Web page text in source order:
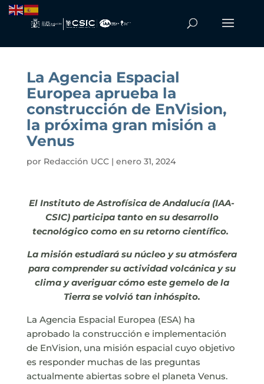
La Agencia Espacial
Europea aprueba la
construcción de EnVision,
la próxima gran misión a
Venus
por Redacción UCC| enero 31, 2024
El Instituto de Astrofísica de Andalucía (IAA-
CSIC) participa tanto en su desarrollo
tecnológico como en su retorno científico.
La misión estudiará su núcleo y su atmósfera
para comprender su actividad volcánica y su
clima y averiguar cómo este gemelo de la
Tierra se volvió tan inhóspito.
La Agencia Espacial Europea (ESA) ha
aprobado la construcción e implementación
de EnVision, una misión espacial cuyo objetivo
es responder muchas de las preguntas
actualmente abiertas sobre el planeta Venus.